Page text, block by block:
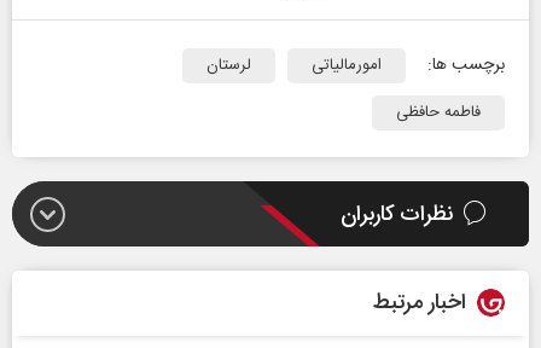
برچسب ها: امورمالیاتی
لرستان
فاطمه حافظی
نظرات کاربران
اخبار مرتبط